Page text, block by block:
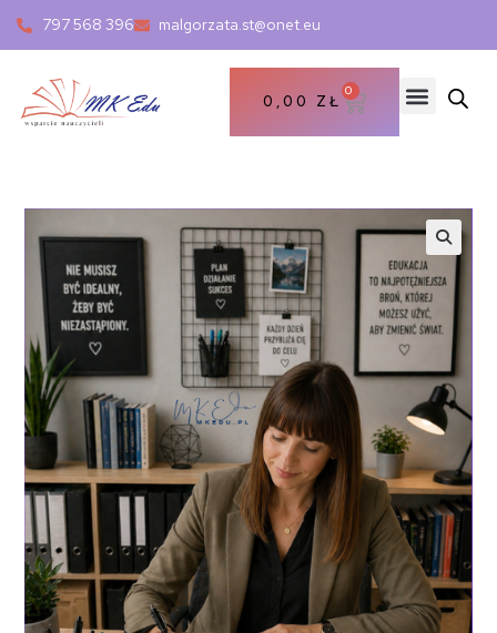
797 568 396 malgorzata.st@onet.eu
0,00 ZŁ
0